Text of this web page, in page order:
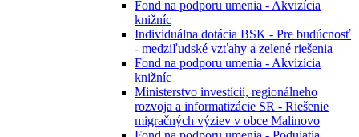
Fond na podporu umenia - Akvizícia
knižníc
Individuálna dotácia BSK - Pre budúcnosť
- medziľudské vzťahy a zelené riešenia
Fond na podporu umenia - Akvizícia
knižníc
Ministerstvo investícií, regionálneho
rozvoja a informatizácie SR - Riešenie
migračných výziev v obce Malinovo